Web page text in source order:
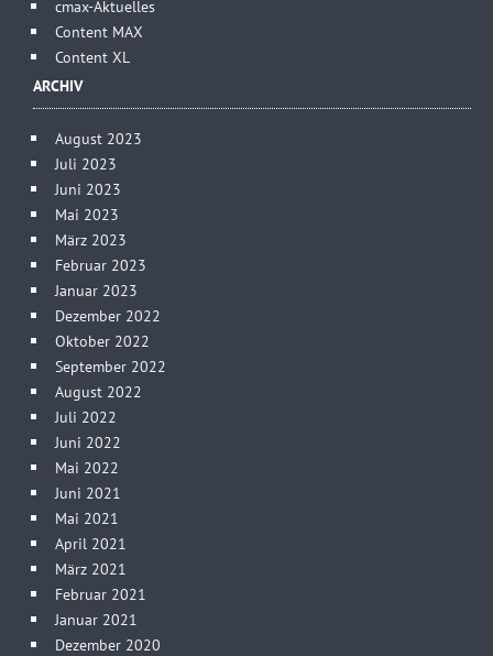
cmax-Aktuelles
Content MAX
Content XL
ARCHIV
August 2023
Juli 2023
Juni 2023
Mai 2023
März 2023
Februar 2023
Januar 2023
Dezember 2022
Oktober 2022
September 2022
August 2022
Juli 2022
Juni 2022
Mai 2022
Juni 2021
Mai 2021
April 2021
März 2021
Februar 2021
Januar 2021
Dezember 2020